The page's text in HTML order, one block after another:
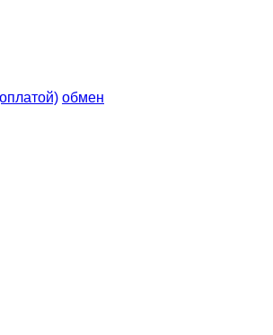
обмен